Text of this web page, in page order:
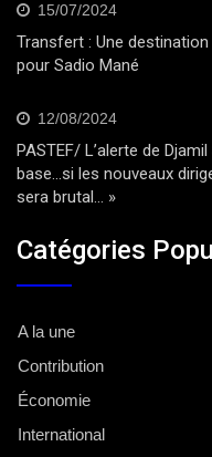
15/07/2024
Transfert : Une
pour Sadio Mané
12/08/2024
PASTEF/ L’alerte de
base…si les nouveaux
sera brutal… »
Catégories
A la une
Contribution
Économie
International